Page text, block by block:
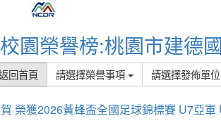
校園榮譽榜:桃園市建德
回首頁 請選擇榮譽事項 請選擇發佈單位
榮獲2026黃蜂盃全國足球錦標賽 U7亞